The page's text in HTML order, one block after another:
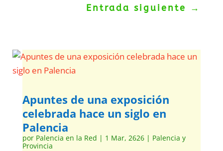
Entrada siguiente
→
Apuntes de una exposición
celebrada hace un siglo en
Palencia
por Palencia en la Red | 1 Mar, 2626| Palencia y
Provincia